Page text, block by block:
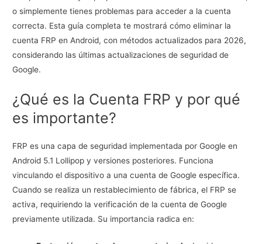
o simplemente tienes problemas para acceder a la cuenta
correcta. Esta guía completa te mostrará cómo eliminar la
cuenta FRP en Android, con métodos actualizados para 2026,
considerando las últimas actualizaciones de seguridad de
Google.
¿Qué es la Cuenta FRP y por qué
es importante?
FRP es una capa de seguridad implementada por Google en
Android 5.1 Lollipop y versiones posteriores. Funciona
vinculando el dispositivo a una cuenta de Google específica.
Cuando se realiza un restablecimiento de fábrica, el FRP se
activa, requiriendo la verificación de la cuenta de Google
previamente utilizada. Su importancia radica en: